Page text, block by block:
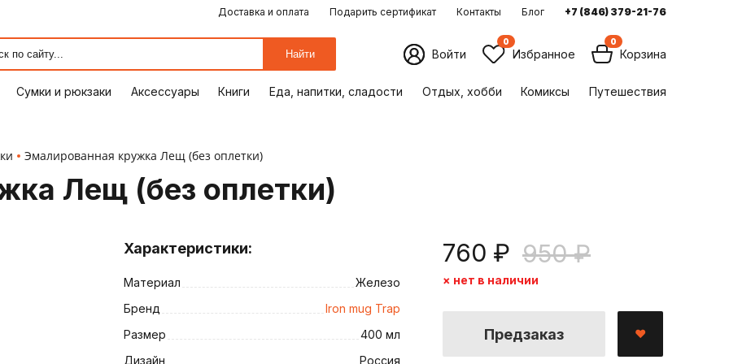
Доставка и оплата Подарить сертификат Контакты Блог +7 (846) 379-21-76
Найти Войти
0
Избранное
0
Корзина
Сумки и рюкзаки Аксессуары Книги Еда, напитки, сладости Отдых, хобби Комиксы Путешествия
ПОДАРКИ
СУМКИ И РЮКЗАКИ
АКСЕССУАРЫ
ЕДА, НАПИТКИ, СЛАДОСТИ
ОТДЫХ, ХОББИ
КОМИКСЫ
ПУТЕШЕСТВИЯ
Эмалированная кружка Лещ (без оплетки)
Лещ (без оплетки)
Характеристики:
Материал
Железо
Бренд
Iron mug Trap
Размер
400 мл
Дизайн
Россия
760 ₽ 950 ₽
× нет в наличии
Предзаказ